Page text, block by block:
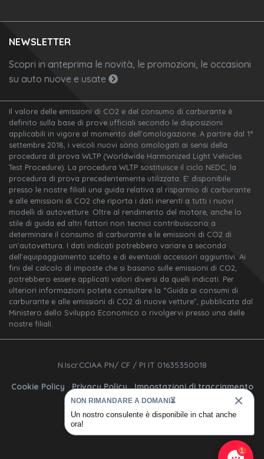
NEWSLETTER
Scopri in anteprima le novità, le promozioni, le occasioni
su auto nuove e usate
Il valore delle emissioni di CO2 e del consumo di carburante è
definito sulla base di prove ufficiali secondo le disposizioni
applicabili in vigore al momento dell'omologazione. A partire dal 1°
settembre 2018, i veicoli nuovi sono omologati ai sensi della
procedura di prova WLTP (Worldwide Harmonized Light Vehicles
Test Procedure). La procedura WLTP sostituisce il ciclo NEDC, la
procedura di prova precedentemente utilizzata. E’ disponibile
presso le nostre filiali una guida relativa al risparmio di carburante
e alle emissioni di CO2 che riporta i dati inerenti a tutti i nuovi
modelli di autovetture. Oltre al rendimento del motore, anche lo
stile di guida ed altri fattori non tecnici contribuiscono a
determinare il consumo di carburante e le emissioni di CO2 di
un’autovettura. I dati indicati potrebbero variare a seconda
dell’equipaggiamento scelto e di eventuali accessori aggiuntivi. Ai
fini del calcolo di imposte che si basano sulle emissioni di CO2,
potrebbero essere applicati valori diversi da quelli indicati. Per
ulteriori informazioni potete consultare la “Guida ai consumi di
carburante e alle emissioni di CO2 di nuove vetture”, pubblicata dal
Ministero dello Sviluppo Economico o rivolgervi presso una delle
nostre filiali.
N.Iscr.CCIAA PN/ CF / PI IT 01635350018
Cookie Policy Privacy Policy Impostazioni di tracciamento
1
NON RIMANDARE A DOMANI⏳
Un nostro consulente è disponibile in chat anche
ora!